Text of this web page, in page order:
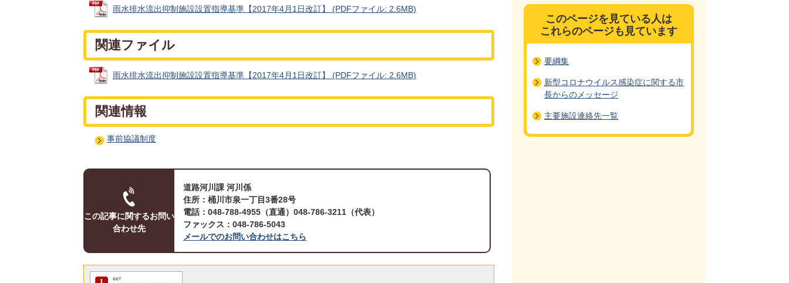
雨水排水流出抑制施設設置指導基準【2017年4月1日改訂】 (PDFファイル: 2.6MB)
関連ファイル
雨水排水流出抑制施設設置指導基準【2017年4月1日改訂】 (PDFファイル: 2.6MB)
関連情報
事前協議制度
この記事に関するお問い
合わせ先
道路河川課 河川係
住所：桶川市泉一丁目3番28号
電話：048-788-4955（直通）048-786-3211（代表）
ファックス：048-786-5043
メールでのお問い合わせはこちら
このページを見ている人は
これらのページも見ています
要綱集
新型コロナウイルス感染症に関する市
長からのメッセージ
主要施設連絡先一覧